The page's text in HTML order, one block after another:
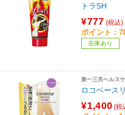
トラSH
¥777 (税込)
ポイント：
在庫あり
第一三共ヘルス
ロコベース
¥1,400 (税